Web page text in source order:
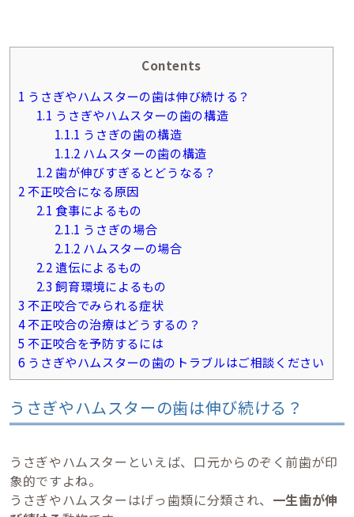
Contents
1 うさぎやハムスターの歯は伸び続ける？
1.1 うさぎやハムスターの歯の構造
1.1.1 うさぎの歯の構造
1.1.2 ハムスターの歯の構造
1.2歯が伸びすぎるとどうなる？
2 不正咬合になる原因
2.1 食事によるもの
2.1.1 うさぎの場合
2.1.2 ハムスターの場合
2.2 遺伝によるもの
2.3 飼育環境によるもの
3 不正咬合でみられる症状
4不正咬合の治療はどうするの？
5 不正咬合を予防するには
6 うさぎやハムスターの歯のトラブルはご相談ください
うさぎやハムスターの歯は伸び続ける？
うさぎやハムスターといえば、口元からのぞく前歯が印
象的ですよね。
うさぎやハムスターはげっ歯類に分類され、 一生歯が伸